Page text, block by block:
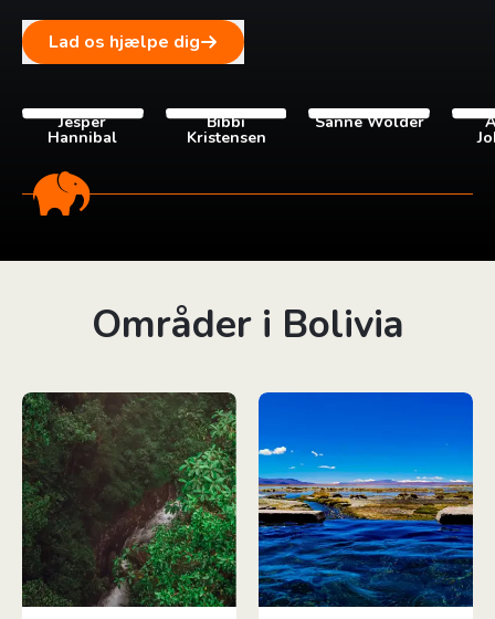
Lad os hjælpe dig
Jesper
Hannibal
Bibbi
Kristensen
Sanne Wolder
Områder i Bolivia